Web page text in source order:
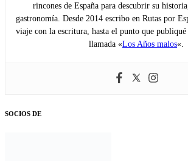
rincones de España para descubrir su
gastronomía. Desde 2014 escribo en Rutas por
viaje con la escritura, hasta el punto que
llamada «Los Años malos«.
SOCIOS DE